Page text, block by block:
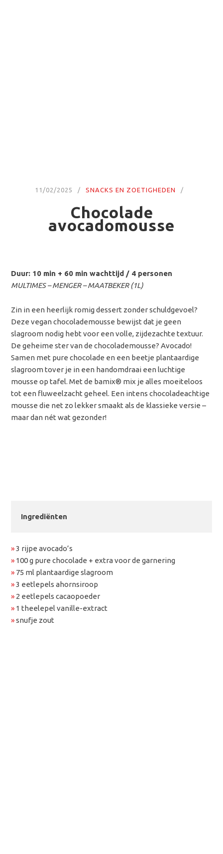
11/02/2025 SNACKS EN ZOETIGHEDEN
Chocolade
avocadomousse
Duur: 10 min + 60 min wachttijd / 4 personen
MULTIMES – MENGER – MAATBEKER (1L)
Zin in een heerlijk romig dessert zonder schuldgevoel?
Deze vegan chocolademousse bewijst dat je geen
slagroom nodig hebt voor een volle, zijdezachte textuur.
De geheime ster van de chocolademousse? Avocado!
Samen met pure chocolade en een beetje plantaardige
slagroom tover je in een handomdraai een luchtige
mousse op tafel. Met de bamix® mix je alles moeiteloos
tot een fluweelzacht geheel. Een intens chocoladeachtige
mousse die net zo lekker smaakt als de klassieke versie –
maar dan nét wat gezonder!
Ingrediënten
»3 rijpe avocado’s
» 100 g pure chocolade + extra voor de garnering
» 75 ml plantaardige slagroom
»3 eetlepels ahornsiroop
» 2 eetlepels cacaopoeder
» 1 theelepel vanille-extract
»snufje zout